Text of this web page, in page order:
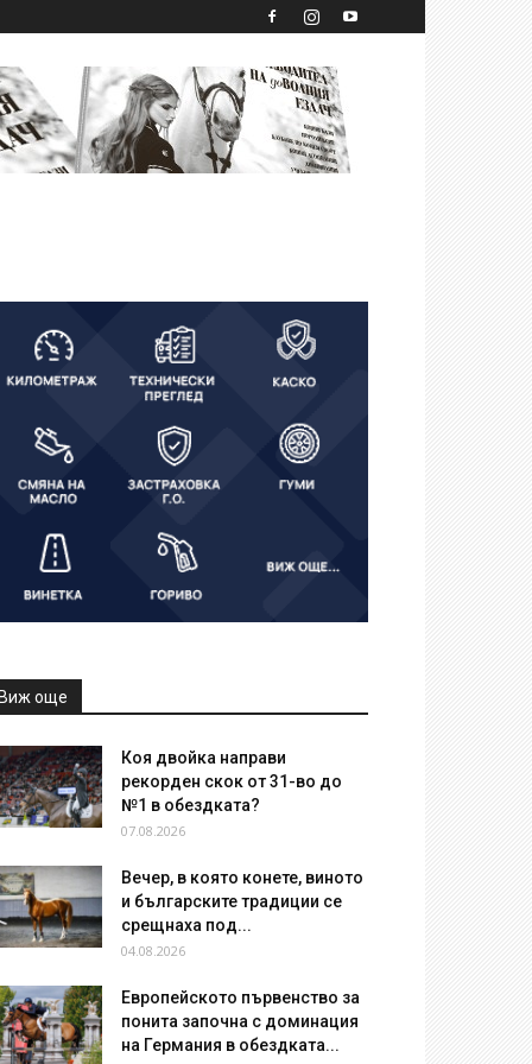
още
Коя двойка направи
рекорден скок от 31-во до
№1 в обездката?
07.08.2026
Вечер, в която конете, виното
и българските традиции се
срещнаха под...
04.08.2026
Европейското първенство за
понита започна с доминация
на Германия в обездката...